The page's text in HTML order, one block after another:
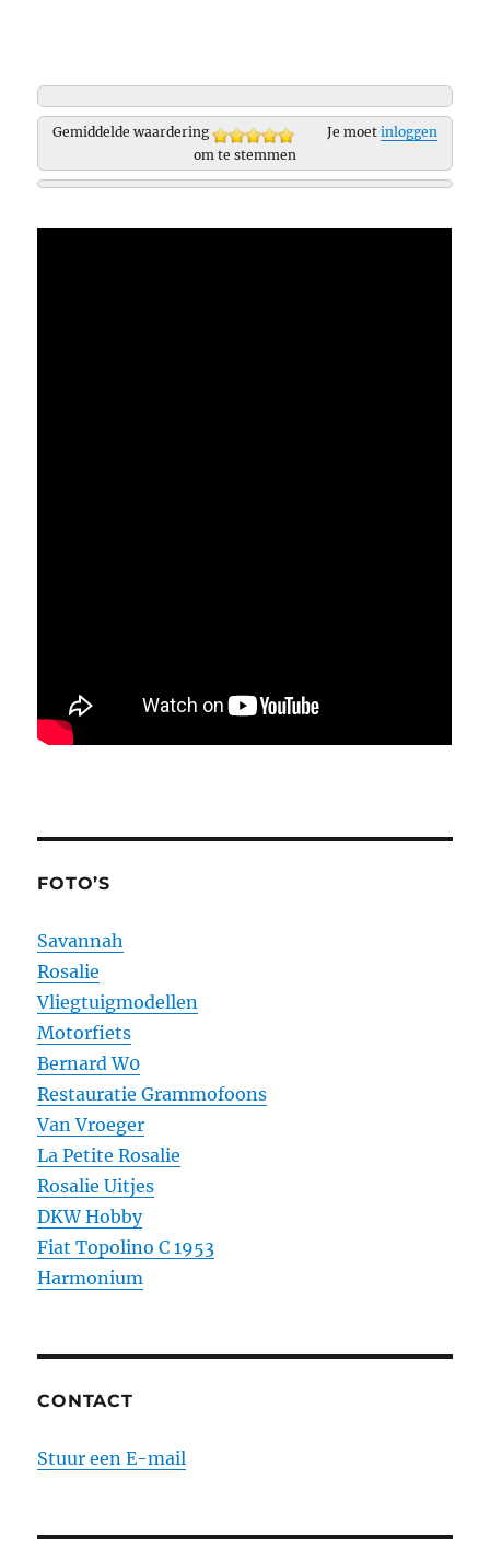
Gemiddelde waardering Je moet inloggen
om te stemmen
FOTO’S
Savannah
Rosalie
Vliegtuigmodellen
Motorfiets
Bernard W0
Restauratie Grammofoons
Van Vroeger
La Petite Rosalie
Rosalie Uitjes
DKW Hobby
Fiat Topolino C 1953
Harmonium
CONTACT
Stuur een E-mail